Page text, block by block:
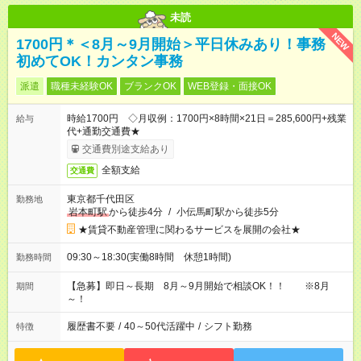
未読
NEW
1700円＊＜8月～9月開始＞平日休みあり！事務
初めてOK！カンタン事務
派遣 職種未経験OK ブランクOK WEB登録・面接OK
給与
時給1700円 ◇月収例：1700円×8時間×21日＝285,600円+残業
代+通勤交通費★
交通費別途支給あり
交通費 全額支給
勤務地
東京都千代田区
岩本町駅から徒歩4分 / 小伝馬町駅から徒歩5分
★賃貸不動産管理に関わるサービスを展開の会社★
勤務時間 09:30～18:30(実働8時間 休憩1時間)
期間
【急募】即日～長期 8月～9月開始で相談OK！！ ※8月
～！
特徴 履歴書不要 / 40～50代活躍中 / シフト勤務